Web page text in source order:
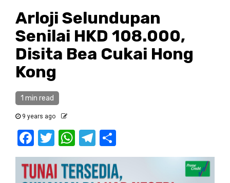
Arloji Selundupan
Senilai HKD 108.000,
Disita Bea Cukai Hong
Kong
1 min read
9 years ago
Facebook
Twitter
WhatsApp
Telegram